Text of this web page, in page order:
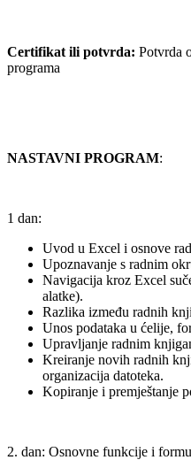
Certifikat ili potvrda: Potvrda
programa
NASTAVNI PROGRAM:
1 dan:
Uvod u Excel i osnove
Upoznavanje s radnim
Navigacija kroz Excel
alatke).
Razlika između radnih
Unos podataka u ćelije,
Upravljanje radnim
Kreiranje novih radnih
organizacija datoteka.
Kopiranje i premještanje
2. dan: Osnovne funkcije i